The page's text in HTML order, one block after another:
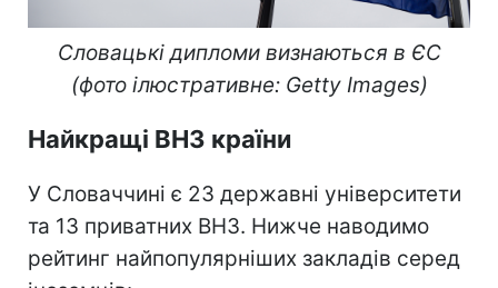
Словацькі дипломи визнаються в ЄС
(фото ілюстративне: Getty Images)
Найкращі ВНЗ країни
У Словаччині є 23 державні університети
та 13 приватних ВНЗ. Нижче наводимо
рейтинг найпопулярніших закладів серед